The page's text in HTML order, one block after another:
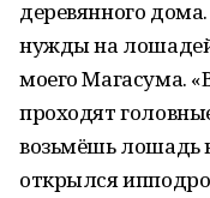
деревянного
нужды на лошадей
моего Магасума.
проходят
возьмёшь лошадь
открылся